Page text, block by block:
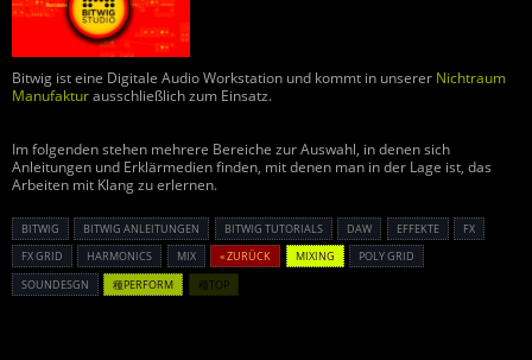
Bitwig ist eine Digitale Audio Workstation und kommt in unserer Nichtraum
Manufakturausschließlich zum Einsatz.
Im folgenden stehen mehrere Bereiche zur Auswahl, in denen sich
Anleitungen und Erklärmedien finden, mit denen man in der Lage ist, das
Arbeiten mit Klang zu erlernen.
BITWIG BITWIG ANLEITUNGEN BITWIG TUTORIALS DAW EFFEKTE
FX
FX GRID
HARMONICS MIX « ZURÜCK MIXING
POLY GRID
SOUNDESGN
種PERFORM 種TOP